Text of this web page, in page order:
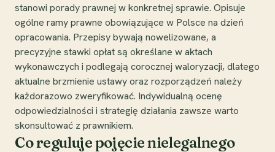
stanowi porady prawnej w konkretnej sprawie. Opisuje
ogólne ramy prawne obowiązujące w Polsce na dzień
opracowania. Przepisy bywają nowelizowane, a
precyzyjne stawki opłat są określane w aktach
wykonawczych i podlegają corocznej waloryzacji, dlatego
aktualne brzmienie ustawy oraz rozporządzeń należy
każdorazowo zweryfikować. Indywidualną ocenę
odpowiedzialności i strategię działania zawsze warto
skonsultować z prawnikiem.
Co reguluje pojęcie nielegalnego